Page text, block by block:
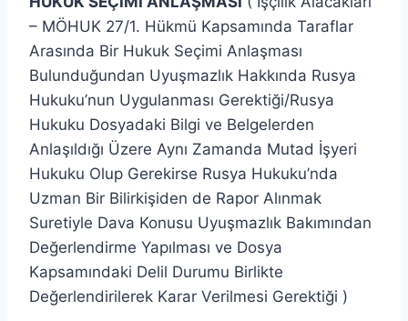
– MÖHUK 27/1. Hükmü Kapsamında Taraflar
Arasında Bir Hukuk Seçimi Anlaşması
Bulunduğundan Uyuşmazlık Hakkında Rusya
Hukuku’nun Uygulanması Gerektiği/Rusya
Hukuku Dosyadaki Bilgi ve Belgelerden
Anlaşıldığı Üzere Aynı Zamanda Mutad İşyeri
Hukuku Olup Gerekirse Rusya Hukuku’nda
Uzman Bir Bilirkişiden de Rapor Alınmak
Suretiyle Dava Konusu Uyuşmazlık Bakımından
Değerlendirme Yapılması ve Dosya
Kapsamındaki Delil Durumu Birlikte
Değerlendirilerek Karar Verilmesi Gerektiği )